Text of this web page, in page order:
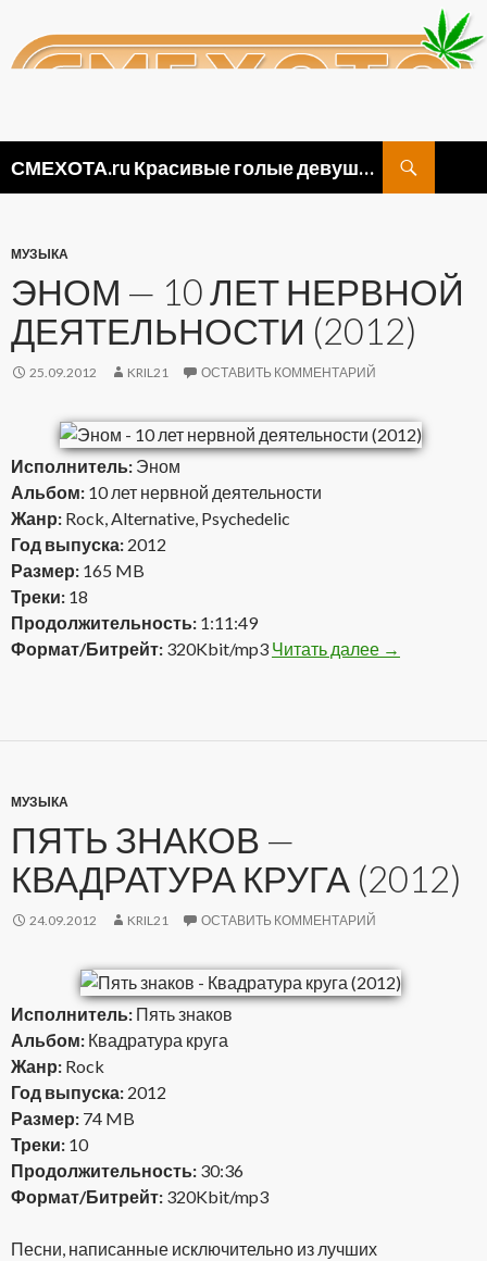
СМЕХОТА.ru Красивые голые девушки, прикольные картинки ню и видео приколы
МУЗЫКА
ЭНОМ — 10 ЛЕТ НЕРВНОЙ
ДЕЯТЕЛЬНОСТИ (2012)
25.09.2012 KRIL21 ОСТАВИТЬ КОММЕНТАРИЙ
Исполнитель: Эном
Альбом: 10 лет нервной деятельности
Жанр: Rock, Alternative, Psychedelic
Год выпуска: 2012
Размер: 165 MB
Треки: 18
Продолжительность: 1:11:49
Формат/Битрейт: 320Kbit/mp3 Читать далее Эном — 10
→
МУЗЫКА
ПЯТЬ ЗНАКОВ —
КВАДРАТУРА КРУГА (2012)
24.09.2012 KRIL21 ОСТАВИТЬ КОММЕНТАРИЙ
Исполнитель: Пять знаков
Альбом: Квадратура круга
Жанр: Rock
Год выпуска: 2012
Размер: 74 MB
Треки: 10
Продолжительность: 30:36
Формат/Битрейт: 320Kbit/mp3
Песни, написанные исключительно из лучших